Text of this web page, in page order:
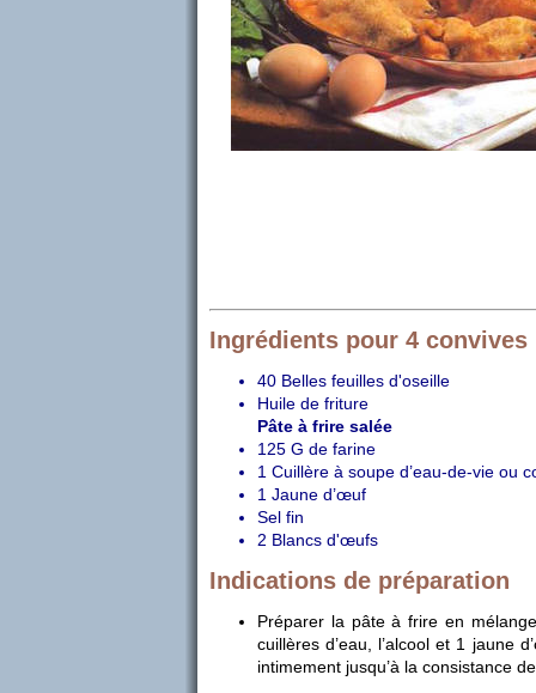
Ingrédients pour 4 convives
40 Belles feuilles d'oseille
Huile de friture
Pâte à frire salée
125 G de farine
1 Cuillère à soupe d’eau-de-vie ou
1 Jaune d’œuf
Sel fin
2 Blancs d'œufs
Indications de préparation
Préparer la pâte à frire en
cuillères d’eau, l’alcool et 1 jaune
intimement jusqu’à la consistance